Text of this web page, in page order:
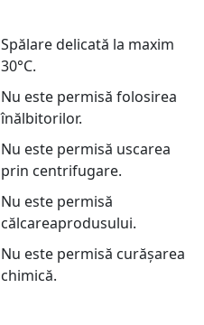
Spălare delicată la maxim
30°C.
Nu este permisă folosirea
înălbitorilor.
Nu este permisă uscarea
prin centrifugare.
Nu este permisă
călcareaprodusului.
Nu este permisă curășarea
chimică.